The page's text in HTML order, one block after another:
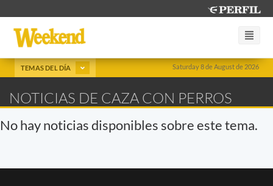
Saturday 8 de August de 2026
TEMAS DEL DÍA
NOTICIAS DE CAZA CON PERROS
No hay noticias disponibles sobre este tema.